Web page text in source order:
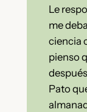
Le
me
ciencia
pienso
Pato